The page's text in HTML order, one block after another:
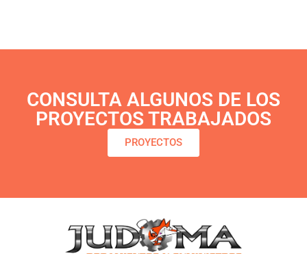
CONSULTA ALGUNOS DE LOS
PROYECTOS TRABAJADOS
PROYECTOS